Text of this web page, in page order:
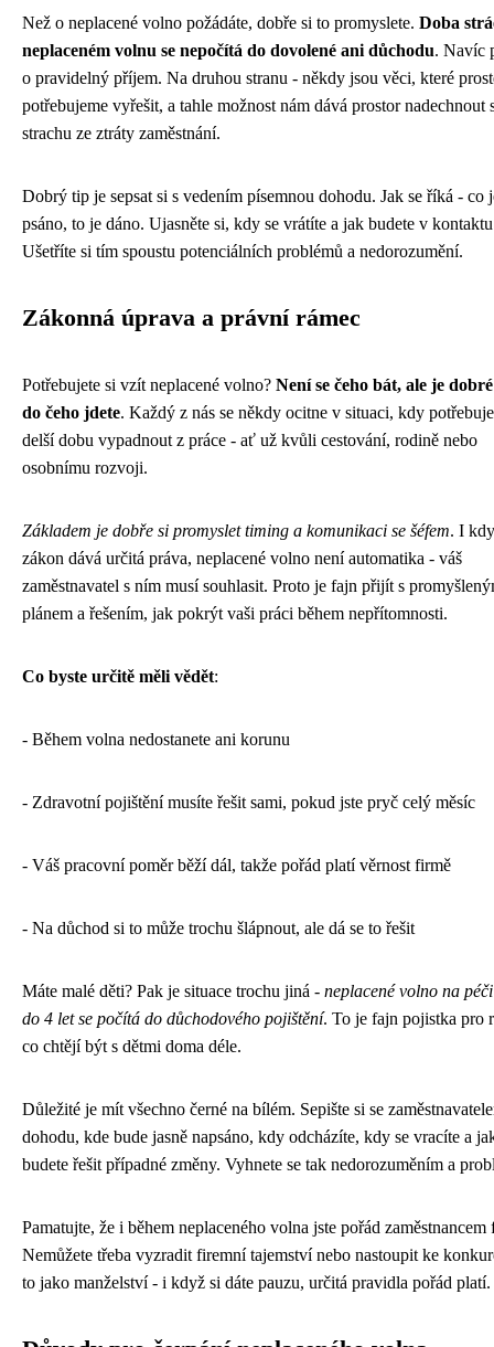
Než o neplacené volno požádáte, dobře si to promyslete. Doba
neplaceném volnu se nepočítá do dovolené ani důchodu. Navíc
o pravidelný příjem. Na druhou stranu - někdy jsou věci, které
potřebujeme vyřešit, a tahle možnost nám dává prostor nadechnout
strachu ze ztráty zaměstnání.
Dobrý tip je sepsat si s vedením písemnou dohodu. Jak se říká - co
psáno, to je dáno. Ujasněte si, kdy se vrátíte a jak budete v
Ušetříte si tím spoustu potenciálních problémů a nedorozumění.
Zákonná úprava a právní rámec
Potřebujete si vzít neplacené volno? Není se čeho bát, ale je
do čeho jdete. Každý z nás se někdy ocitne v situaci, kdy
delší dobu vypadnout z práce - ať už kvůli cestování, rodině nebo
osobnímu rozvoji.
Základem je dobře si promyslet timing a komunikaci se šéfem. I
zákon dává určitá práva, neplacené volno není automatika - váš
zaměstnavatel s ním musí souhlasit. Proto je fajn přijít s
plánem a řešením, jak pokrýt vaši práci během nepřítomnosti.
Co byste určitě měli vědět:
- Během volna nedostanete ani korunu
- Zdravotní pojištění musíte řešit sami, pokud jste pryč celý měsíc
- Váš pracovní poměr běží dál, takže pořád platí věrnost firmě
- Na důchod si to může trochu šlápnout, ale dá se to řešit
Máte malé děti? Pak je situace trochu jiná - neplacené volno na
do 4 let se počítá do důchodového pojištění. To je fajn pojistka pro
co chtějí být s dětmi doma déle.
Důležité je mít všechno černé na bílém. Sepište si se
dohodu, kde bude jasně napsáno, kdy odcházíte, kdy se vracíte a
budete řešit případné změny. Vyhnete se tak nedorozuměním a
Pamatujte, že i během neplaceného volna jste pořád zaměstnancem
Nemůžete třeba vyzradit firemní tajemství nebo nastoupit ke
to jako manželství - i když si dáte pauzu, určitá pravidla pořád platí.